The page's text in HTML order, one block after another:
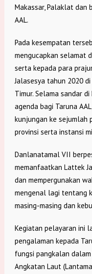
Makassar, Palaklat dan
AAL.
Pada kesempatan
mengucapkan selamat
serta kepada para
Jalasesya tahun 2020
Timur. Selama sandar
agenda bagi Taruna
kunjungan ke sejumlah
provinsi serta instansi
Danlanatamal VII
memanfaatkan Lattek
dan mempergunakan
mengenal lagi tentang
masing-masing dan
Kegiatan pelayaran ini
pengalaman kepada
fungsi pangkalan
Angkatan Laut